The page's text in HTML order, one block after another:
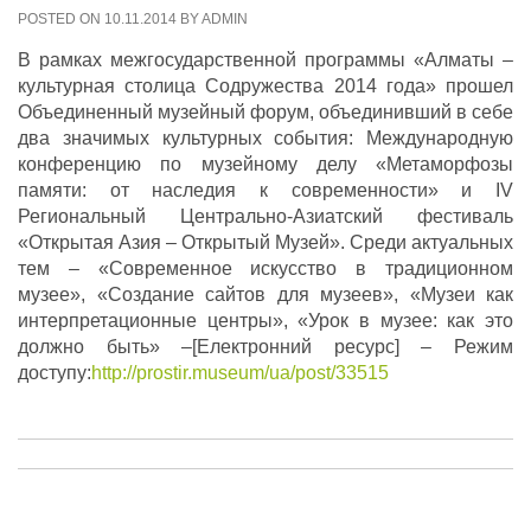
POSTED ON 10.11.2014 BYADMIN
В рамках межгосударственной программы «Алматы –
культурная столица Содружества 2014 года» прошел
Объединенный музейный форум, объединивший в себе
два значимых культурных события: Международную
конференцию по музейному делу «Метаморфозы
памяти: от наследия к современности» и IV
Региональный Центрально-Азиатский фестиваль
«Открытая Азия – Открытый Музей». Среди актуальных
тем – «Современное искусство в традиционном
музее», «Создание сайтов для музеев», «Музеи как
интерпретационные центры», «Урок в музее: как это
должно быть» –[Електронний ресурс] – Режим
доступу:http://prostir.museum/ua/post/33515